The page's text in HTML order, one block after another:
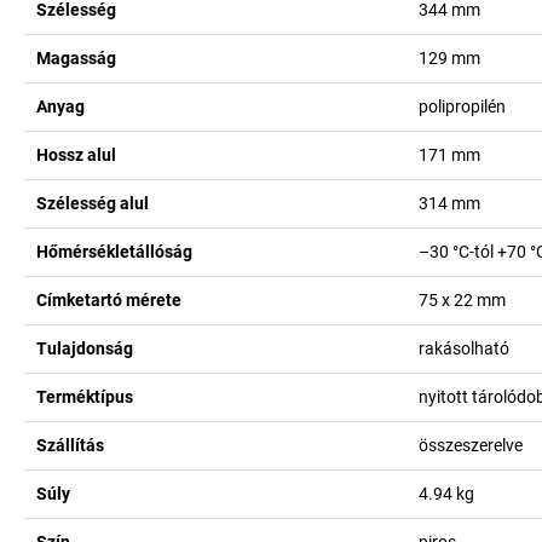
Szélesség 344 mm
Magasság 129 mm
Anyag polipropilén
Hossz alul 171 mm
Szélesség alul 314 mm
Hőmérsékletállóság –30 °C-tól +70
Címketartó mérete 75 x 22 mm
Tulajdonság rakásolható
Terméktípus nyitott
Szállítás összeszerelve
Súly 4.94 kg